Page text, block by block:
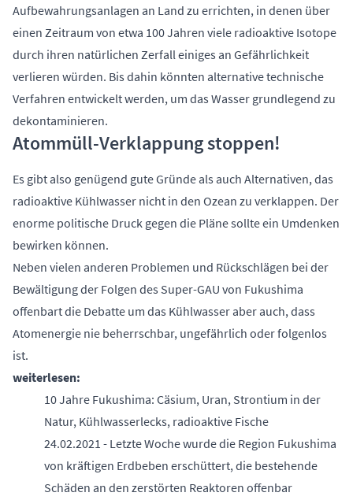
Aufbewahrungsanlagen an Land zu errichten, in denen über
einen Zeitraum von etwa 100 Jahren viele radioaktive Isotope
durch ihren natürlichen Zerfall einiges an Gefährlichkeit
verlieren würden. Bis dahin könnten alternative technische
Verfahren entwickelt werden, um das Wasser grundlegend zu
dekontaminieren.
Atommüll-Verklappung stoppen!
Es gibt also genügend gute Gründe als auch Alternativen, das
radioaktive Kühlwasser nicht in den Ozean zu verklappen. Der
enorme politische Druck gegen die Pläne sollte ein Umdenken
bewirken können.
Neben vielen anderen Problemen und Rückschlägen bei der
Bewältigung der Folgen des Super-GAU von Fukushima
offenbart die Debatte um das Kühlwasser aber auch, dass
Atomenergie nie beherrschbar, ungefährlich oder folgenlos
ist.
weiterlesen:
10 Jahre Fukushima: Cäsium, Uran, Strontium in der
Natur, Kühlwasserlecks, radioaktive Fische
24.02.2021 - Letzte Woche wurde die Region Fukushima
von kräftigen Erdbeben erschüttert, die bestehende
Schäden an den zerstörten Reaktoren offenbar